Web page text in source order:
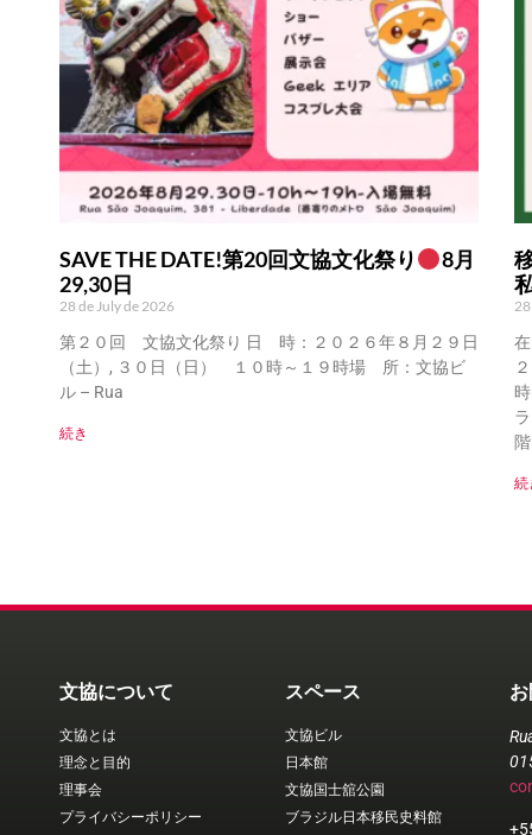
SAVE THE DATE!第20回文協文化祭り
8月
29,30日
28 de July de 2026
第２０回 文協文化祭り 日 時：２０２６年８月２９日
（土）, ３０日（日） １０時～１９時場 所：文協ビ
ル – Rua
続き
続
文協について
文協とは
理念と目的
理事会
プライバシーポリシー
スペース
文協ビル
日本館
文協国士舘公園
ブラジル日本移民史料館